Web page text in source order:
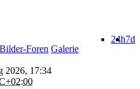
7d
24h
Bilder-Foren Galerie
2026, 17:34